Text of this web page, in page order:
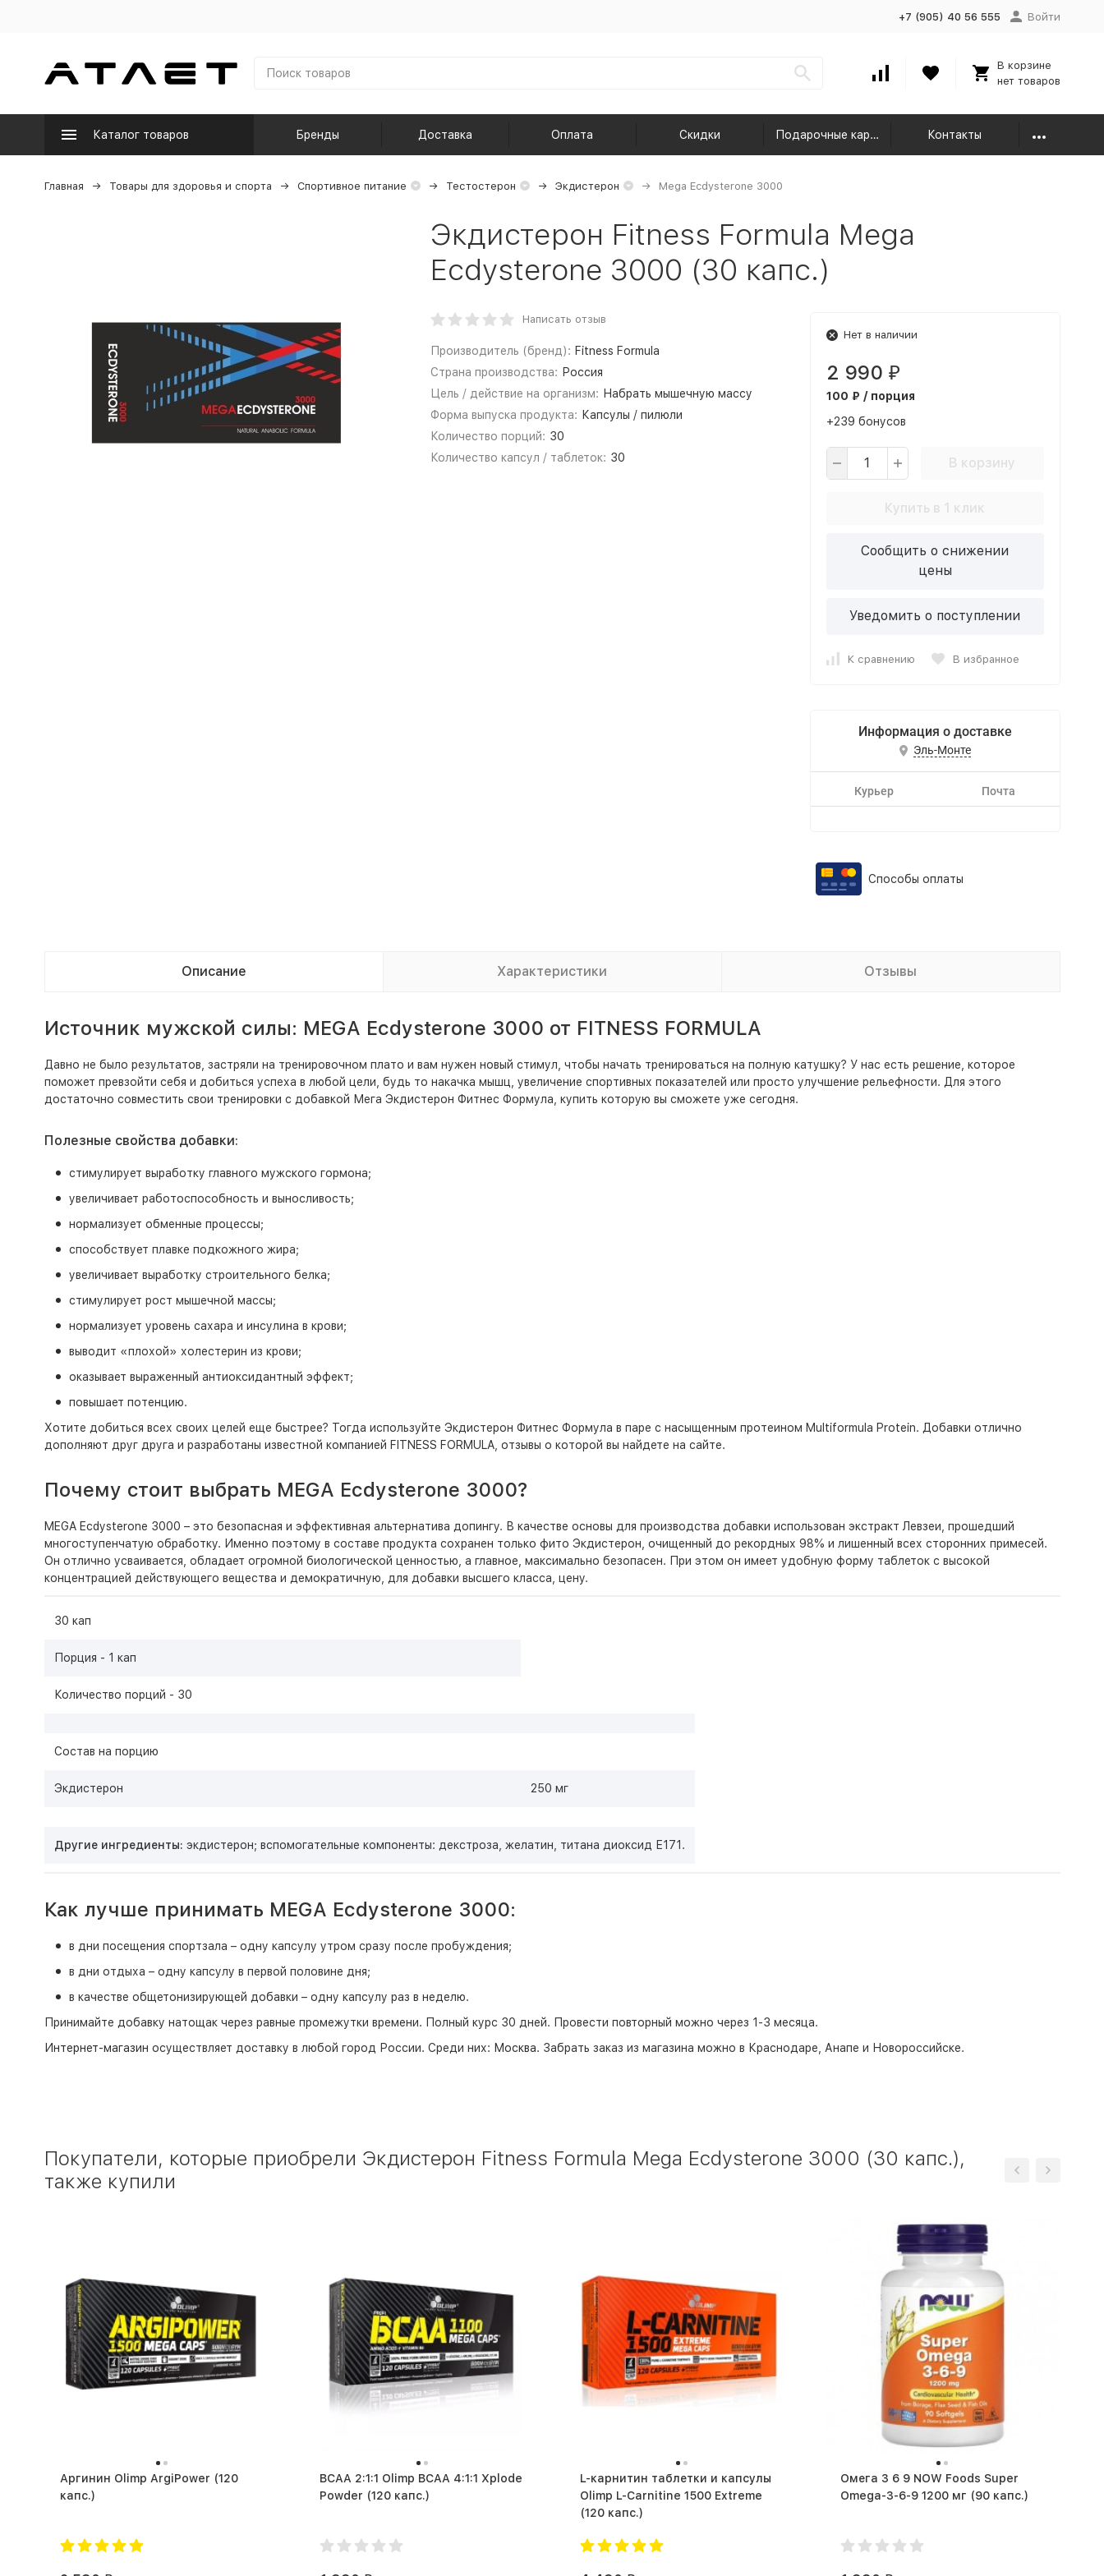
+7 (905) 40 56 555 Войти
В корзине
нет товаров
Каталог товаров Бренды Доставка Оплата Скидки Подарочные карты Контакты
Главная Товары для здоровья и спорта Спортивное питание Тестостерон Экдистерон Mega Ecdysterone 3000
Экдистерон Fitness Formula Mega
Ecdysterone 3000 (30 капс.)
Написать отзыв
Производитель (бренд): Fitness Formula
Страна производства: Россия
Цель / действие на организм: Набрать мышечную массу
Форма выпуска продукта: Капсулы / пилюли
Количество порций: 30
Количество капсул / таблеток: 30
Нет в наличии
2 990 ₽
100 ₽ / порция
+239 бонусов
В корзину
Купить в 1 клик
Сообщить о снижении
цены
Уведомить о поступлении
К сравнению В избранное
Информация о доставке
Эль-Монте
Курьер Почта
Способы оплаты
Описание Характеристики Отзывы
Источник мужской силы: MEGA Ecdysterone 3000 от FITNESS FORMULA
Давно не было результатов, застряли на тренировочном плато и вам нужен новый стимул, чтобы начать тренироваться на полную катушку? У нас есть решение, которое
поможет превзойти себя и добиться успеха в любой цели, будь то накачка мышц, увеличение спортивных показателей или просто улучшение рельефности. Для этого
достаточно совместить свои тренировки с добавкой Мега Экдистерон Фитнес Формула , купить которую вы сможете уже сегодня.
Полезные свойства добавки:
стимулирует выработку главного мужского гормона;
увеличивает работоспособность и выносливость;
нормализует обменные процессы;
способствует плавке подкожного жира;
увеличивает выработку строительного белка;
стимулирует рост мышечной массы;
нормализует уровень сахара и инсулина в крови;
выводит «плохой» холестерин из крови;
оказывает выраженный антиоксидантный эффект;
повышает потенцию.
Хотите добиться всех своих целей еще быстрее? Тогда используйте Экдистерон Фитнес Формула в паре с насыщенным протеином Multiformula Protein. Добавки отлично
дополняют друг друга и разработаны известной компанией FITNESS FORMULA, отзывы о которой вы найдете на сайте.
Почему стоит выбрать MEGA Ecdysterone 3000?
MEGA Ecdysterone 3000 – это безопасная и эффективная альтернатива допингу. В качестве основы для производства добавки использован экстракт Левзеи, прошедший
многоступенчатую обработку. Именно поэтому в составе продукта сохранен только фито Экдистерон, очищенный до рекордных 98% и лишенный всех сторонних примесей.
Он отлично усваивается, обладает огромной биологической ценностью, а главное, максимально безопасен. При этом он имеет удобную форму таблеток с высокой
концентрацией действующего вещества и демократичную, для добавки высшего класса, цену.
30 кап
Порция - 1 кап
Количество порций - 30
Состав на порцию
Экдистерон 250 мг
Другие ингредиенты: экдистерон; вспомогательные компоненты: декстроза, желатин, титана диоксид Е171.
Как лучше принимать MEGA Ecdysterone 3000:
в дни посещения спортзала – одну капсулу утром сразу после пробуждения;
в дни отдыха – одну капсулу в первой половине дня;
в качестве общетонизирующей добавки – одну капсулу раз в неделю.
Принимайте добавку натощак через равные промежутки времени. Полный курс 30 дней. Провести повторный можно через 1-3 месяца.
Интернет-магазин осуществляет доставку в любой город России. Среди них: Москва. Забрать заказ из магазина можно в Краснодаре, Анапе и Новороссийске.
Покупатели, которые приобрели Экдистерон Fitness Formula Mega Ecdysterone 3000 (30 капс.),
также купили
Аргинин Olimp ArgiPower (120
капс.)
BCAA 2:1:1 Olimp BCAA 4:1:1 Xplode
Powder (120 капс.)
L-карнитин таблетки и капсулы
Olimp L-Carnitine 1500 Extreme
(120 капс.)
Омега 3 6 9 NOW Foods Super
Omega-3-6-9 1200 мг (90 капс.)